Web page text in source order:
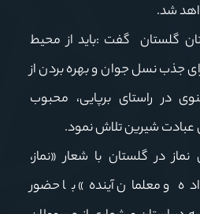
شد.
گلستان گفت :باید از محیط
جذب نسل جوان و بهره بردن از
در راستای برپایی، محبوب
عبادت شیرین تلاش نمود.
در گلستان با شعار «نماز،
و معلمان آینده» با حضور